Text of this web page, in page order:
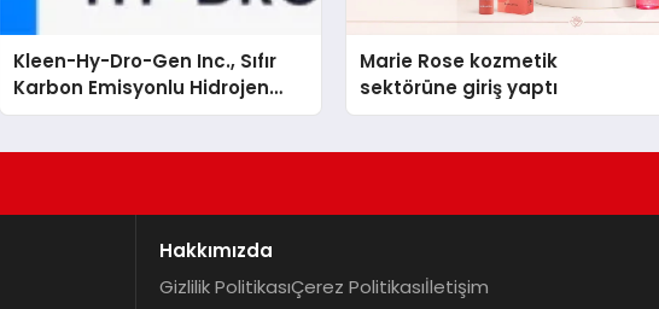
Kleen-Hy-Dro-Gen Inc., Sıfır
Karbon Emisyonlu Hidrojen
Isıtma Teknolojisinde ISO ve
Marie Rose kozmetik
sektörüne giriş yaptı
Hakkımızda
Gizlilik PolitikasıÇerez Politikasıİletişim